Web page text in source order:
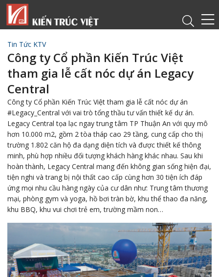
Tin Tức KTV
Công ty Cổ phần Kiến Trúc Việt
tham gia lễ cất nóc dự án Legacy
Central
Công ty Cổ phần Kiến Trúc Việt tham gia lễ cất nóc dự án
#Legacy_Central với vai trò tổng thầu tư vấn thiết kế dự án.
Legacy Central tọa lạc ngay trung tâm TP Thuận An với quy mô
hơn 10.000 m2, gồm 2 tòa tháp cao 29 tầng, cung cấp cho thị
trường 1.802 căn hộ đa dạng diện tích và được thiết kế thông
minh, phù hợp nhiều đối tượng khách hàng khác nhau. Sau khi
hoàn thành, Legacy Central mang đến không gian sống hiện đại,
tiện nghi và trang bị nội thất cao cấp cùng hơn 30 tiện ích đáp
ứng mọi nhu cầu hàng ngày của cư dân như: Trung tâm thương
mại, phòng gym và yoga, hồ bơi tràn bờ, khu thể thao đa năng,
khu BBQ, khu vui chơi trẻ em, trường mầm non…